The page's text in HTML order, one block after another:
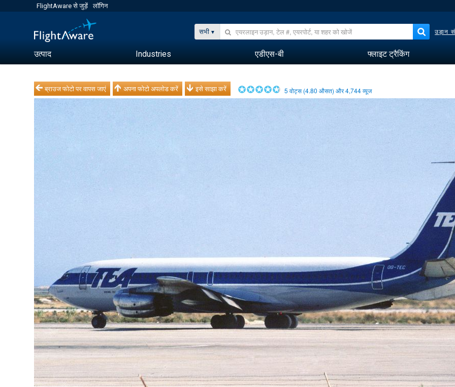
FlightAware से जुड़ें लॉगिन
सभी उड़ान
उत्पाद Industries एडीएस-बी फ्लाइट ट्रैकिंग
ब्राउज फोटो पर वापस जाएं अपना फोटो अपलोड करें इसे साझा करें 5 वोट्स (4.80 औसत) और4,744व्यूज